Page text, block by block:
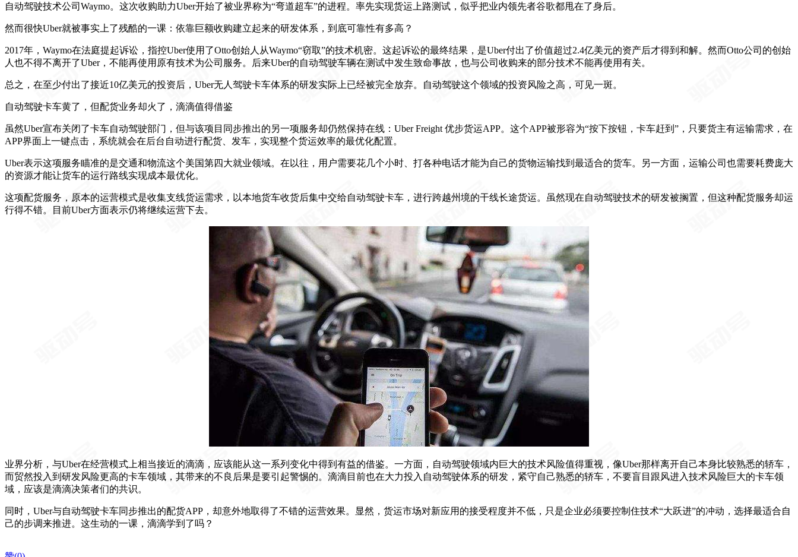
自动驾驶技术公司Waymo。这次收购助力Uber开始了被业界称为“弯道超车”的进程。率先实现货运上路测试，似乎把业内领先者谷歌都甩在了身后。
然而很快Uber就被事实上了残酷的一课：依靠巨额收购建立起来的研发体系，到底可靠性有多高？
2017年，Waymo在法庭提起诉讼，指控Uber使用了Otto创始人从Waymo“窃取”的技术机密。这起诉讼的最终结果，是Uber付出了价值超过2.4亿美元的资产后才得到和解。然而Otto公司的创始
人也不得不离开了Uber，不能再使用原有技术为公司服务。后来Uber的自动驾驶车辆在测试中发生致命事故，也与公司收购来的部分技术不能再使用有关。
总之，在至少付出了接近10亿美元的投资后，Uber无人驾驶卡车体系的研发实际上已经被完全放弃。自动驾驶这个领域的投资风险之高，可见一斑。
自动驾驶卡车黄了，但配货业务却火了，滴滴值得借鉴
虽然Uber宣布关闭了卡车自动驾驶部门，但与该项目同步推出的另一项服务却仍然保持在线：Uber Freight 优步货运APP。这个APP被形容为“按下按钮，卡车赶到”，只要货主有运输需求，在
APP界面上一键点击，系统就会在后台自动进行配货、发车，实现整个货运效率的最优化配置。
Uber表示这项服务瞄准的是交通和物流这个美国第四大就业领域。在以往，用户需要花几个小时、打各种电话才能为自己的货物运输找到最适合的货车。另一方面，运输公司也需要耗费庞大
的资源才能让货车的运行路线实现成本最优化。
这项配货服务，原本的运营模式是收集支线货运需求，以本地货车收货后集中交给自动驾驶卡车，进行跨越州境的干线长途货运。虽然现在自动驾驶技术的研发被搁置，但这种配货服务却运
行得不错。目前Uber方面表示仍将继续运营下去。
业界分析，与Uber在经营模式上相当接近的滴滴，应该能从这一系列变化中得到有益的借鉴。一方面，自动驾驶领域内巨大的技术风险值得重视，像Uber那样离开自己本身比较熟悉的轿车，
而贸然投入到研发风险更高的卡车领域，其带来的不良后果是要引起警惕的。滴滴目前也在大力投入自动驾驶体系的研发，紧守自己熟悉的轿车，不要盲目跟风进入技术风险巨大的卡车领
域，应该是滴滴决策者们的共识。
同时，Uber与自动驾驶卡车同步推出的配货APP，却意外地取得了不错的运营效果。显然，货运市场对新应用的接受程度并不低，只是企业必须要控制住技术“大跃进”的冲动，选择最适合自
己的步调来推进。这生动的一课，滴滴学到了吗？